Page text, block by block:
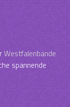
Westfalenbande
spannende